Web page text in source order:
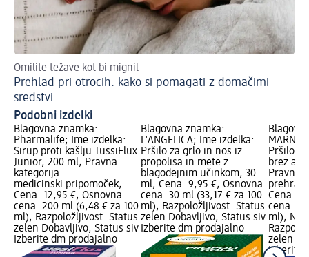
Omilite težave kot bi mignil
Prehlad pri otrocih: kako si pomagati z domačimi
sredstvi
Podobni izdelki
Blagovna znamka:
Pharmalife; Ime izdelka:
Sirup proti kašlju TussiFlux
Junior, 200 ml; Pravna
kategorija:
medicinski pripomoček;
Cena: 12,95 €; Osnovna
cena: 200 ml (6,48 € za 100
ml); Razpoložljivost: Status
zelen Dobavljivo, Status siv
Izberite dm prodajalno
Blagovna znamka:
L'ANGELICA; Ime izdelka:
Pršilo za grlo in nos iz
propolisa in mete z
blagodejnim učinkom, 30
ml; Cena: 9,95 €; Osnovna
cena: 30 ml (33,17 € za 100
ml); Razpoložljivost: Status
zelen Dobavljivo, Status siv
Izberite dm prodajalno
Pršilo
brez
Pravna
Cena:
cena:
ml);
zelen
Izberite